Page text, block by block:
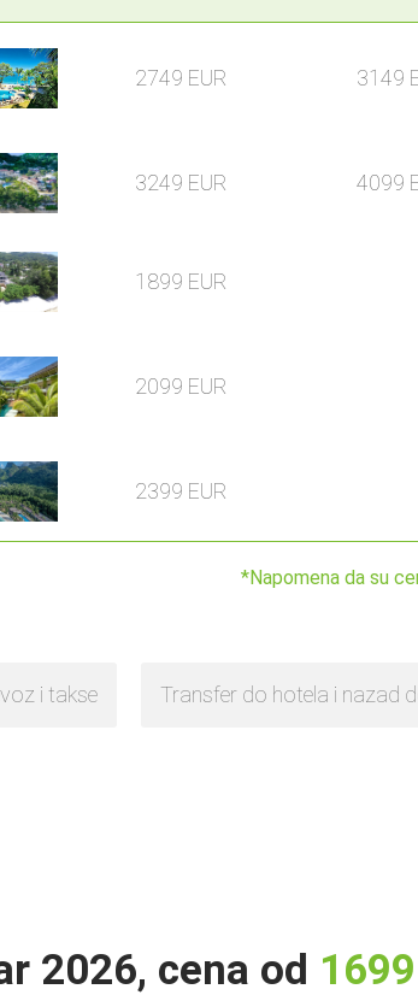
2749 EUR 3149
3249 EUR 4099
1899 EUR
2099 EUR
2399 EUR
*Napomena da su
i takse Transfer do hotela i nazad
2026, cena od 1699